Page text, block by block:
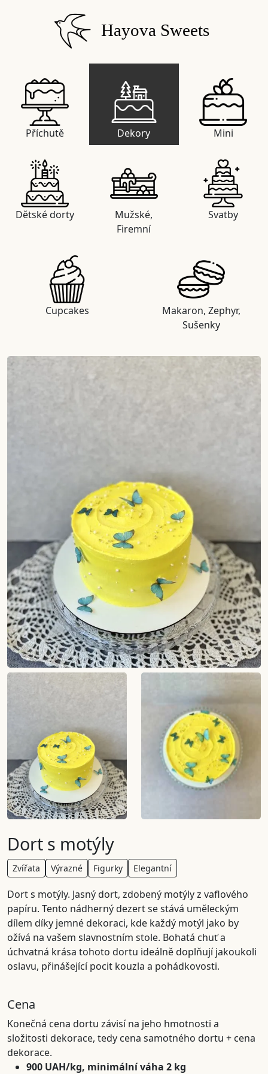
Hayova Sweets
Příchutě Dekory Mini
Dětské dorty
Mužské,
Firemní
Svatby
Cupcakes
Makaron, Zephyr,
Sušenky
Dort s motýly
Zvířata Výrazné Figurky Elegantní
Dort s motýly. Jasný dort, zdobený motýly z vaflového
papíru. Tento nádherný dezert se stává uměleckým
dílem díky jemné dekoraci, kde každý motýl jako by
ožívá na vašem slavnostním stole. Bohatá chuť a
úchvatná krása tohoto dortu ideálně doplňují jakoukoli
oslavu, přinášející pocit kouzla a pohádkovosti.
Cena
Konečná cena dortu závisí na jeho hmotnosti a
složitosti dekorace, tedy cena samotného dortu + cena
dekorace.
900 UAH/kg, minimální váha 2 kg